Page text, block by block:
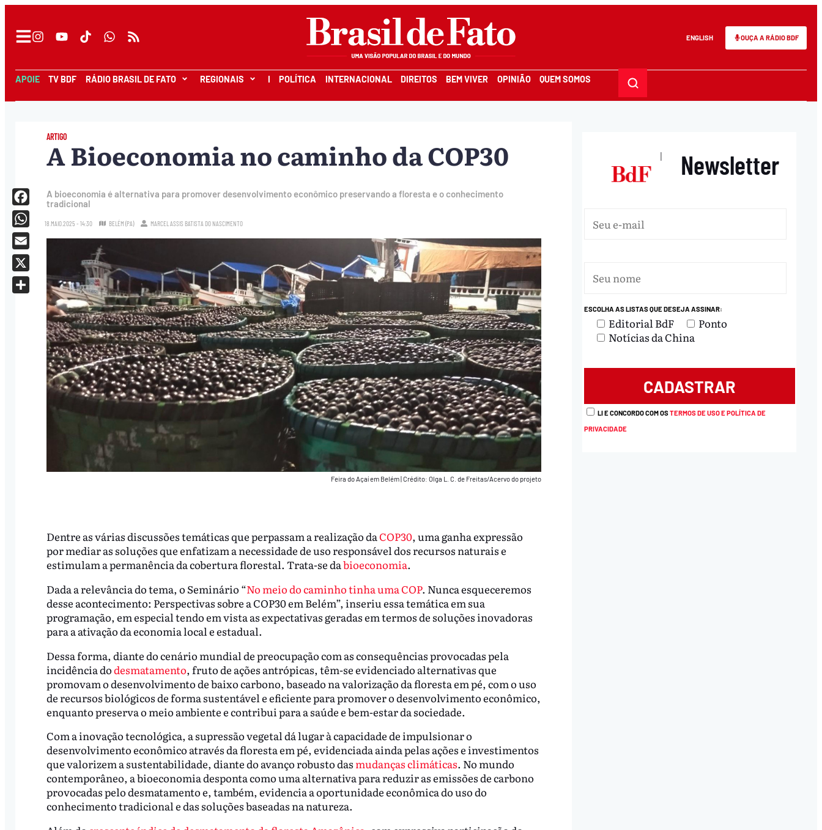
ENGLISH OUÇA A RÁDIO BDF
APOIE TV BDF RÁDIO BRASIL DE FATO REGIONAIS I POLÍTICA INTERNACIONAL DIREITOS BEM VIVER OPINIÃO QUEM SOMOS
ARTIGO
A Bioeconomia no caminho da COP30
A bioeconomia é alternativa para promover desenvolvimento econômico preservando a floresta e o conhecimento
tradicional
18.MAIO.2025 - 14:30 BELÉM (PA) MARCEL ASSIS BATISTA DO NASCIMENTO
Feira do Açaí em Belém Crédito: Olga L. C. de Freitas/Acervo do projeto
Dentre as várias discussões temáticas que perpassam a realização daCOP30, uma ganha expressão
por mediar as soluções que enfatizam a necessidade de uso responsável dos recursos naturais e
estimulam a permanência da cobertura florestal. Trata-se dabioeconomia.
Dada a relevância do tema, o Seminário “No meio do caminho tinha uma COP. Nunca esqueceremos
desse acontecimento: Perspectivas sobre a COP30 em Belém”, inseriu essa temática em sua
programação, em especial tendo em vista as expectativas geradas em termos de soluções inovadoras
para a ativação da economia local e estadual.
Dessa forma, diante do cenário mundial de preocupação com as consequências provocadas pela
incidência dodesmatamento, fruto de ações antrópicas, têm-se evidenciado alternativas que
promovam o desenvolvimento de baixo carbono, baseado na valorização da floresta em pé, com o uso
de recursos biológicos de forma sustentável e eficiente para promover o desenvolvimento econômico,
enquanto preserva o meio ambiente e contribui para a saúde e bem-estar da sociedade.
Com a inovação tecnológica, a supressão vegetal dá lugar à capacidade de impulsionar o
desenvolvimento econômico através da floresta em pé, evidenciada ainda pelas ações e investimentos
que valorizem a sustentabilidade, diante do avanço robusto das mudanças climáticas. No mundo
contemporâneo, a bioeconomia desponta como uma alternativa para reduzir as emissões de carbono
provocadas pelo desmatamento e, também, evidencia a oportunidade econômica do uso do
conhecimento tradicional e das soluções baseadas na natureza.
Facebook
WhatsApp
Email
X
| Newsletter
ESCOLHA AS LISTAS QUE DESEJA ASSINAR:
Editorial BdF
Ponto
Notícias da China
LI E CONCORDO COM OSTERMOS DE USO E POLÍTICA DE
PRIVACIDADE